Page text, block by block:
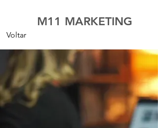
M11 MARKETING
Voltar